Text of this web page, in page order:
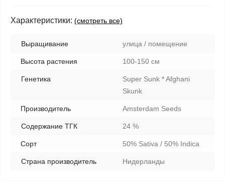
Характеристики: (смотреть все)
Выращивание улица / помещение
Высота растения 100-150 см
Генетика
Super Sunk * Afghani
Skunk
Производитель Amsterdam Seeds
Содержание ТГК 24 %
Сорт 50% Sativa / 50% Indica
Страна производитель Нидерланды